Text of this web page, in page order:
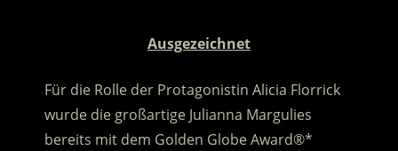
Ausgezeichnet
Für die Rolle der Protagonistin Alicia Florrick
wurde die großartige Julianna Margulies
bereits mit dem Golden Globe Award®*